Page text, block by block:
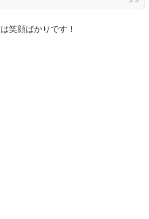
笑顔ばかりです！